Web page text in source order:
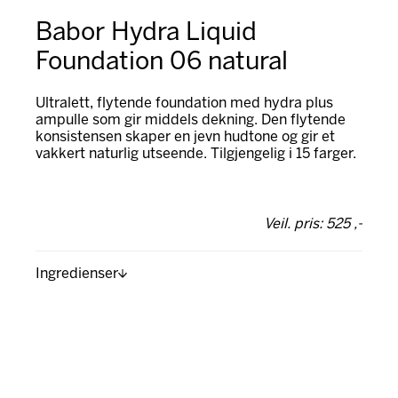
Babor Hydra Liquid
Foundation 06 natural
Ultralett, flytende foundation med hydra plus
ampulle som gir middels dekning. Den flytende
konsistensen skaper en jevn hudtone og gir et
vakkert naturlig utseende. Tilgjengelig i 15 farger.
Veil. pris: 525 ,-
Ingredienser